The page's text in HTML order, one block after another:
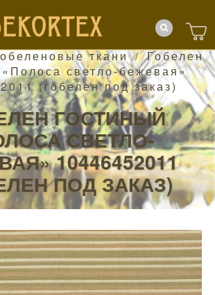
ткани /Гобелен
светло-бежевая»
(гобелен под заказ)
ГОСТИНЫЙ
СВЕТЛО-
10446452011
ПОД ЗАКАЗ)